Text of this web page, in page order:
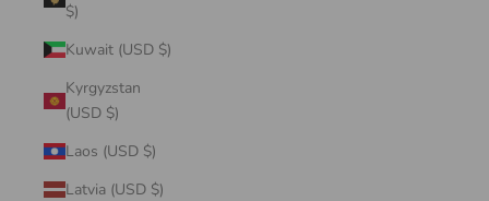
$)
Kuwait (USD $)
Kyrgyzstan
(USD $)
Laos (USD $)
Latvia (USD $)